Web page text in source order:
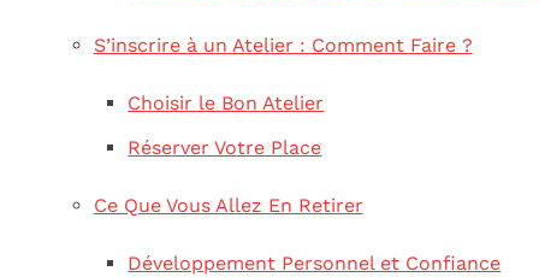
S’inscrire à un Atelier : Comment Faire ?
Choisir le Bon Atelier
Réserver Votre Place
Ce Que Vous Allez En Retirer
Développement Personnel et Confiance